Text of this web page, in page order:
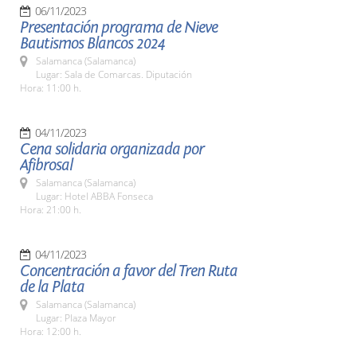
06/11/2023
Presentación programa de Nieve
Bautismos Blancos 2024
Salamanca (Salamanca)
Lugar: Sala de Comarcas. Diputación
Hora: 11:00 h.
04/11/2023
Cena solidaria organizada por
Afibrosal
Salamanca (Salamanca)
Lugar: Hotel ABBA Fonseca
Hora: 21:00 h.
04/11/2023
Concentración a favor del Tren Ruta
de la Plata
Salamanca (Salamanca)
Lugar: Plaza Mayor
Hora: 12:00 h.